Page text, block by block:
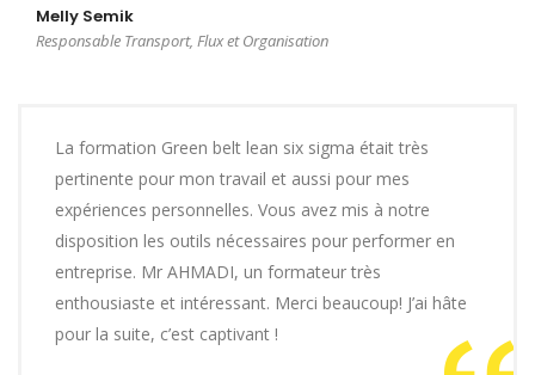
Melly Semik
Responsable Transport, Flux et Organisation
La formation Green belt lean six sigma était très
pertinente pour mon travail et aussi pour mes
expériences personnelles. Vous avez mis à notre
disposition les outils nécessaires pour performer en
entreprise. Mr AHMADI, un formateur très
enthousiaste et intéressant. Merci beaucoup! J’ai hâte
pour la suite, c’est captivant !